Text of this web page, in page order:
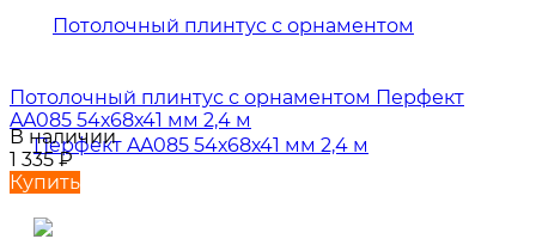
Потолочный плинтус с орнаментом Перфект
AA085 54х68х41 мм 2,4 м
В наличии
1 335₽
Купить